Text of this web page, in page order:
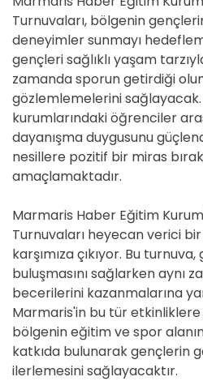
Turnuvaları, bölgenin
deneyimler sunmayı
gençleri sağlıklı yaşam
zamanda sporun getirdiği
gözlemlemelerini
kurumlarındaki öğrenciler
dayanışma duygusunu
nesillere pozitif bir miras
amaçlamaktadır.
Marmaris Haber Eğitim
Turnuvaları heyecan verici
karşımıza çıkıyor. Bu
buluşmasını sağlarken aynı
becerilerini kazanmalarına
Marmaris'in bu tür etkinliklere
bölgenin eğitim ve spor
katkıda bulunarak gençlerin
ilerlemesini sağlayacaktır.